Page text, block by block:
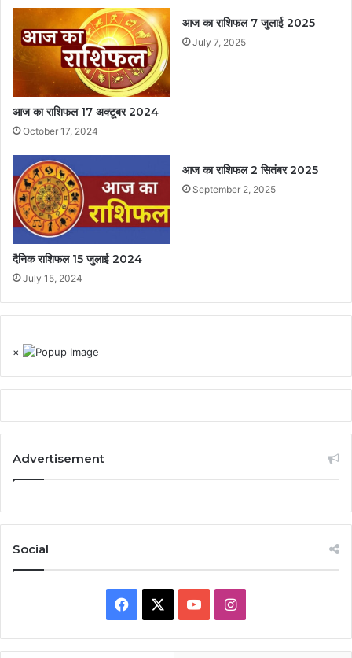
आज का राशिफल 17 अक्टूबर 2024
October 17, 2024
आज का राशिफल 7 जुलाई 2025
July 7, 2025
दैनिक राशिफल 15 जुलाई 2024
July 15, 2024
आज का राशिफल 2 सितंबर 2025
September 2, 2025
×
Advertisement
Social
Facebook YouTubeInstagram